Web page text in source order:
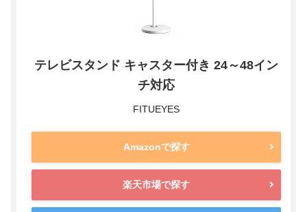
テレビスタンド キャスター付き 24～48イン
チ対応
FITUEYES
Amazonで探す
楽天市場で探す